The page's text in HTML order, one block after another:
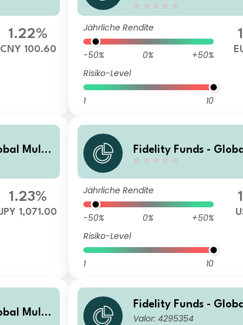
(hedged)
1.22%
CNY 100.60
Jährliche Rendite
-50% 0%
+50%
Risiko-Level
1 10
Multi
hedged)
1.23%
JPY 1,071.00
Fidelity Funds -
Y-MCDIST(G)-USD
Jährliche Rendite
-50% 0%
+50%
Risiko-Level
1 10
Multi
Fidelity Funds -
Asset Growth &
Valor: 4295354